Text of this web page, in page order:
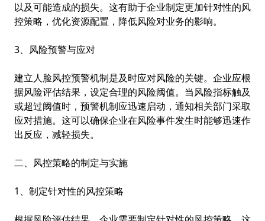
以及可能造成的损失。这有助于企业制定更加针对性的风
控策略，优化资源配置，降低风险对业务的影响。
3、风险预警与应对
建立人脸风控预警机制是及时应对风险的关键。企业应根
据风险评估结果，设定合理的风险阈值。当风险指标触及
或超过阈值时，预警机制应迅速启动，通知相关部门采取
应对措施。这可以确保企业在风险事件发生时能够迅速作
出反应，减轻损失。
二、风控策略的制定与实施
1、制定针对性的风控策略